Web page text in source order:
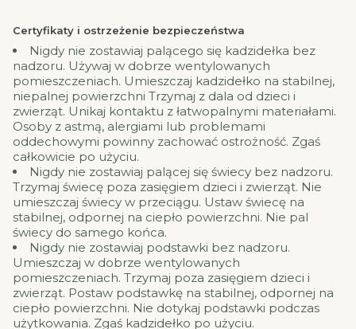
Certyfikaty i ostrzeżenie bezpieczeństwa
Nigdy nie zostawiaj palącego się kadzidełka bez
nadzoru. Używaj w dobrze wentylowanych
pomieszczeniach. Umieszczaj kadzidełko na stabilnej,
niepalnej powierzchni Trzymaj z dala od dzieci i
zwierząt. Unikaj kontaktu z łatwopalnymi materiałami.
Osoby z astmą, alergiami lub problemami
oddechowymi powinny zachować ostrożność. Zgaś
całkowicie po użyciu.
Nigdy nie zostawiaj palącej się świecy bez nadzoru.
Trzymaj świecę poza zasięgiem dzieci i zwierząt. Nie
umieszczaj świecy w przeciągu. Ustaw świecę na
stabilnej, odpornej na ciepło powierzchni. Nie pal
świecy do samego końca.
Nigdy nie zostawiaj podstawki bez nadzoru.
Umieszczaj w dobrze wentylowanych
pomieszczeniach. Trzymaj poza zasięgiem dzieci i
zwierząt. Postaw podstawkę na stabilnej, odpornej na
ciepło powierzchni. Nie dotykaj podstawki podczas
użytkowania. Zgaś kadzidełko po użyciu.